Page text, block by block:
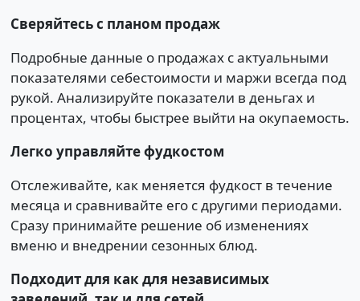
Сверяйтесь с планом продаж
Подробные данные о продажах с актуальными
показателями себестоимости и маржи всегда под
рукой. Анализируйте показатели в деньгах и
процентах, чтобы быстрее выйти на окупаемость.
Легко управляйте фудкостом
Отслеживайте, как меняется фудкост в течение
месяца и сравнивайте его с другими периодами.
Сразу принимайте решение об изменениях
вменю и внедрении сезонных блюд.
Подходит для как для независимых